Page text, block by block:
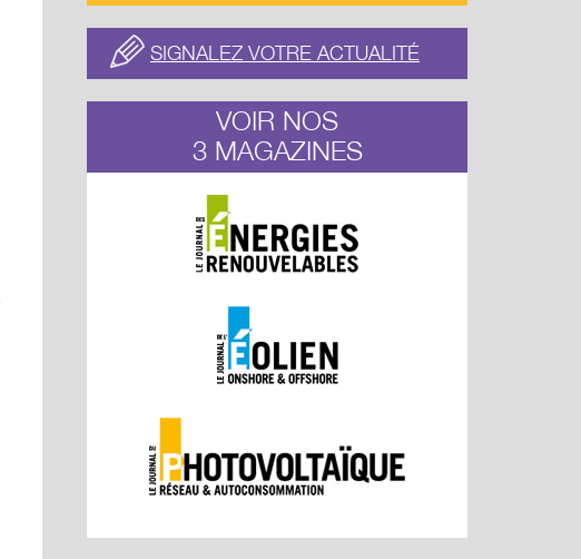
SIGNALEZ VOTRE ACTUALITÉ
VOIR NOS
3 MAGAZINES